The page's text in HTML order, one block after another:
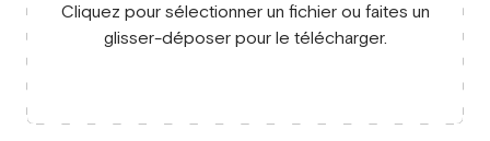
Cliquez pour sélectionner un fichier ou faites un
glisser-déposer pour le télécharger.